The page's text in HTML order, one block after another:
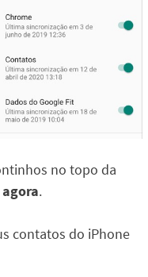
no topo da
.
contatos do iPhone